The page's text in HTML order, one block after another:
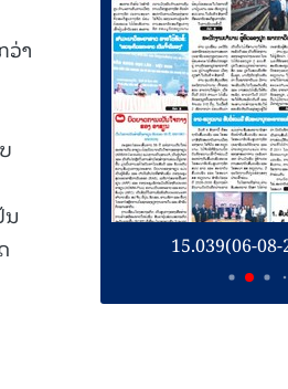
າ
15.039(06-08-2026)